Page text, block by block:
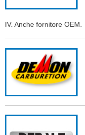
IV. Anche fornitore OEM.